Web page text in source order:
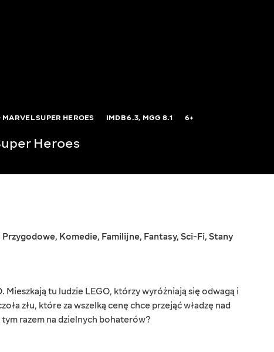
MARVEL SUPER HEROES IMDB6.3, MGG8.1 6+
Heroes
Przygodowe, Komedie, Familijne, Fantasy, Sci-Fi, Stany
Mieszkają tu ludzie LEGO, którzy wyróżniają się odwagą i
złu, które za wszelką cenę chce przejąć władzę nad
razem na dzielnych bohaterów?